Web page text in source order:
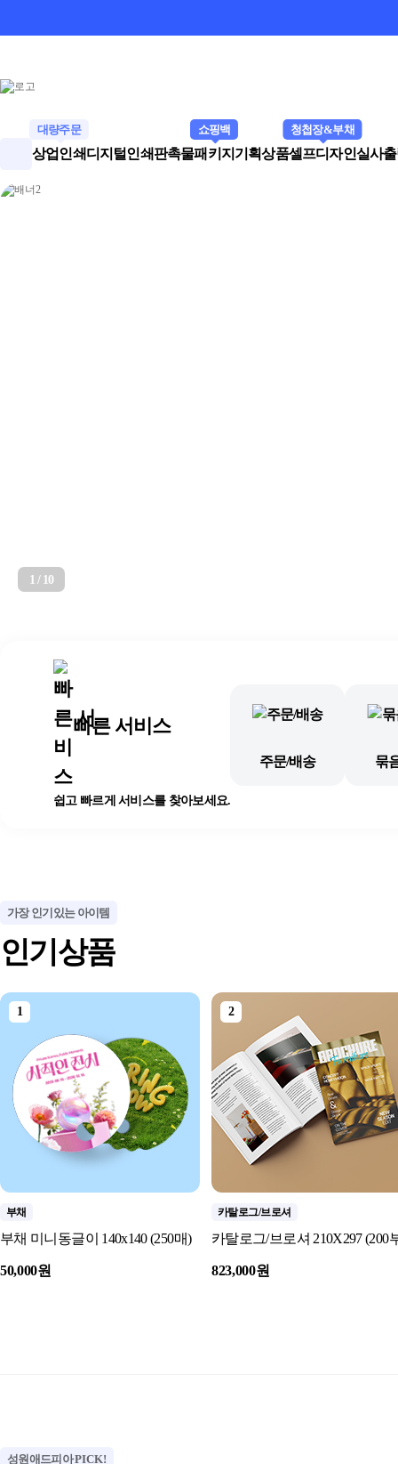
상업인쇄
대량주문
디지털인쇄판촉물패키지
쇼핑백
기획상품셀프디자인
청첩장&부채
실사
2 / 10
빠른 서비스
쉽고 빠르게 서비스를 찾아보세요.
주문/배송 묶
인기상품
가장 인기있는 아이템
1
부채
부채 미니동글이 140x140 (250매)
50,000원
2
카탈로그/브로셔
카탈로그/브로셔 210X297 (200
823,000원
성원애드피아PICK!